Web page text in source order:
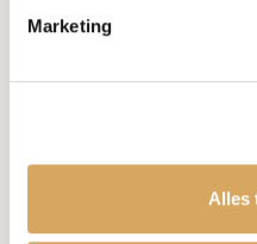
Marketing
Alles